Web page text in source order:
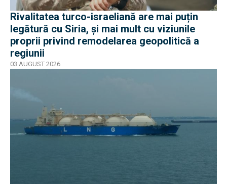
Rivalitatea turco-israeliană are mai puțin
legătură cu Siria, și mai mult cu viziunile
proprii privind remodelarea geopolitică a
regiunii
03 AUGUST 2026